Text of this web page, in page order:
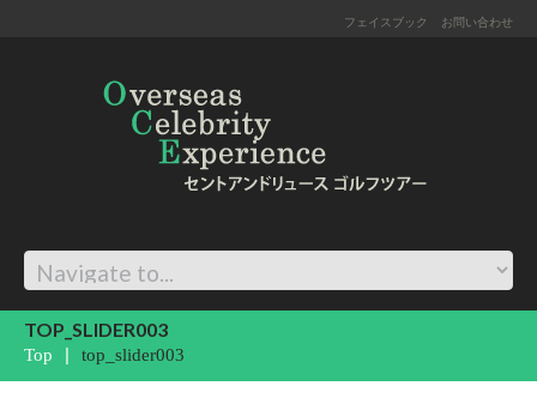
フェイスブック お問い合わせ
TOP_SLIDER003
Top top_slider003